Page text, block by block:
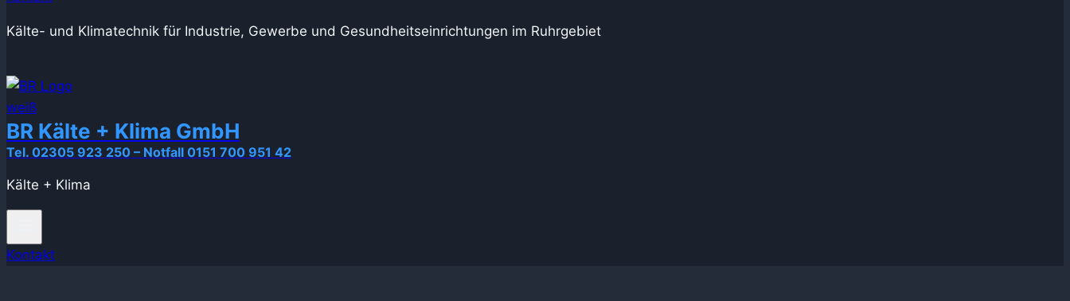
Kälte- und Klimatechnik für Industrie, Gewerbe und Gesundheitseinrichtungen im Ruhrgebiet
BR Kälte + Klima GmbH
Tel. 02305 923 250 – Notfall 0151 700 951 42
Kälte + Klima
Kontakt